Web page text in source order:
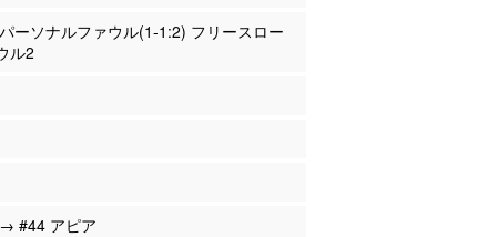
ーソナルファウル(1-1:2) フリースロー
ル2
#44 アピア